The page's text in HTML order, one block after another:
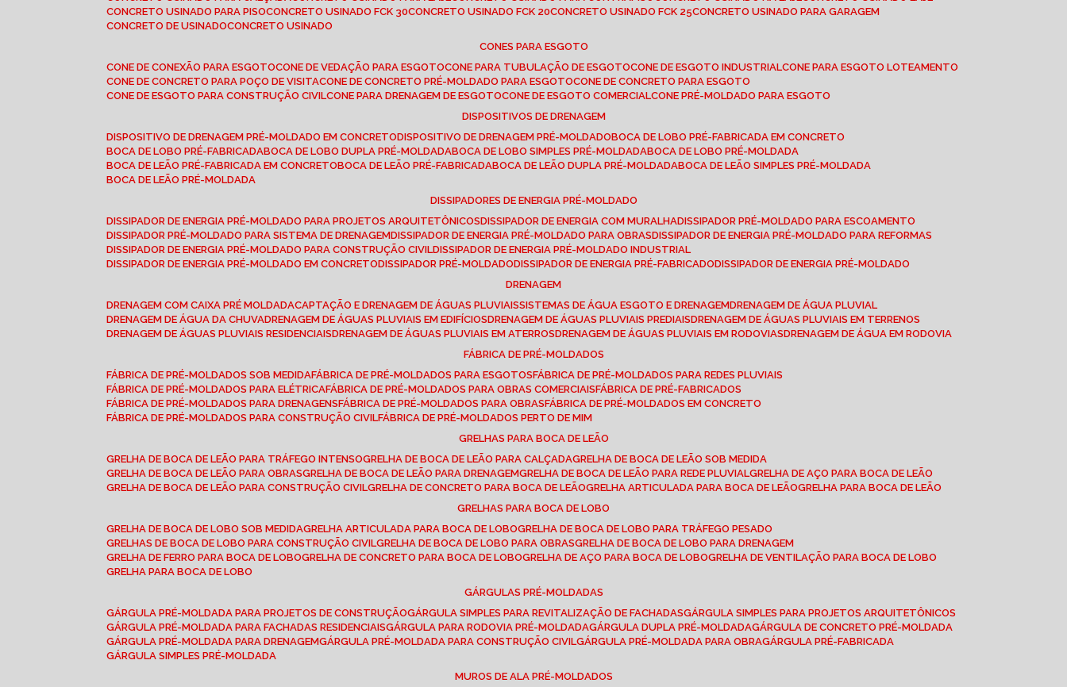
CONCRETO USINADO PARA PISO CONCRETO USINADO FCK 30 CONCRETO USINADO FCK 20 CONCRETO USINADO FCK 25 CONCRETO USINADO PARA GARAGEM
CONCRETO DE USINADO CONCRETO USINADO
CONES PARA ESGOTO
CONE DE CONEXÃO PARA ESGOTO CONE DE VEDAÇÃO PARA ESGOTO CONE PARA TUBULAÇÃO DE ESGOTO CONE DE ESGOTO INDUSTRIAL CONE PARA ESGOTO LOTEAMENTO
CONE DE CONCRETO PARA POÇO DE VISITA CONE DE CONCRETO PRÉ-MOLDADO PARA ESGOTO CONE DE CONCRETO PARA ESGOTO
CONE DE ESGOTO PARA CONSTRUÇÃO CIVIL CONE PARA DRENAGEM DE ESGOTO CONE DE ESGOTO COMERCIAL CONE PRÉ-MOLDADO PARA ESGOTO
DISPOSITIVOS DE DRENAGEM
DISPOSITIVO DE DRENAGEM PRÉ-MOLDADO EM CONCRETO DISPOSITIVO DE DRENAGEM PRÉ-MOLDADO BOCA DE LOBO PRÉ-FABRICADA EM CONCRETO
BOCA DE LOBO PRÉ-FABRICADA BOCA DE LOBO DUPLA PRÉ-MOLDADA BOCA DE LOBO SIMPLES PRÉ-MOLDADA BOCA DE LOBO PRÉ-MOLDADA
BOCA DE LEÃO PRÉ-FABRICADA EM CONCRETO BOCA DE LEÃO PRÉ-FABRICADA BOCA DE LEÃO DUPLA PRÉ-MOLDADA BOCA DE LEÃO SIMPLES PRÉ-MOLDADA
BOCA DE LEÃO PRÉ-MOLDADA
DISSIPADORES DE ENERGIA PRÉ-MOLDADO
DISSIPADOR DE ENERGIA PRÉ-MOLDADO PARA PROJETOS ARQUITETÔNICOS DISSIPADOR DE ENERGIA COM MURALHA DISSIPADOR PRÉ-MOLDADO PARA ESCOAMENTO
DISSIPADOR PRÉ-MOLDADO PARA SISTEMA DE DRENAGEM DISSIPADOR DE ENERGIA PRÉ-MOLDADO PARA OBRAS DISSIPADOR DE ENERGIA PRÉ-MOLDADO PARA REFORMAS
DISSIPADOR DE ENERGIA PRÉ-MOLDADO PARA CONSTRUÇÃO CIVIL DISSIPADOR DE ENERGIA PRÉ-MOLDADO INDUSTRIAL
DISSIPADOR DE ENERGIA PRÉ-MOLDADO EM CONCRETO DISSIPADOR PRÉ-MOLDADO DISSIPADOR DE ENERGIA PRÉ-FABRICADO DISSIPADOR DE ENERGIA PRÉ-MOLDADO
DRENAGEM
DRENAGEM COM CAIXA PRÉ MOLDADA CAPTAÇÃO E DRENAGEM DE ÁGUAS PLUVIAIS SISTEMAS DE ÁGUA ESGOTO E DRENAGEM DRENAGEM DE ÁGUA PLUVIAL
DRENAGEM DE ÁGUA DA CHUVA DRENAGEM DE ÁGUAS PLUVIAIS EM EDIFÍCIOS DRENAGEM DE ÁGUAS PLUVIAIS PREDIAIS DRENAGEM DE ÁGUAS PLUVIAIS EM TERRENOS
DRENAGEM DE ÁGUAS PLUVIAIS RESIDENCIAIS DRENAGEM DE ÁGUAS PLUVIAIS EM ATERROS DRENAGEM DE ÁGUAS PLUVIAIS EM RODOVIAS DRENAGEM DE ÁGUA EM RODOVIA
FÁBRICA DE PRÉ-MOLDADOS
FÁBRICA DE PRÉ-MOLDADOS SOB MEDIDA FÁBRICA DE PRÉ-MOLDADOS PARA ESGOTOS FÁBRICA DE PRÉ-MOLDADOS PARA REDES PLUVIAIS
FÁBRICA DE PRÉ-MOLDADOS PARA ELÉTRICA FÁBRICA DE PRÉ-MOLDADOS PARA OBRAS COMERCIAIS FÁBRICA DE PRÉ-FABRICADOS
FÁBRICA DE PRÉ-MOLDADOS PARA DRENAGENS FÁBRICA DE PRÉ-MOLDADOS PARA OBRAS FÁBRICA DE PRÉ-MOLDADOS EM CONCRETO
FÁBRICA DE PRÉ-MOLDADOS PARA CONSTRUÇÃO CIVIL FÁBRICA DE PRÉ-MOLDADOS PERTO DE MIM
GRELHAS PARA BOCA DE LEÃO
GRELHA DE BOCA DE LEÃO PARA TRÁFEGO INTENSO
GRELHA DE BOCA DE LEÃO PARA CALÇADA
GRELHA DE BOCA DE LEÃO SOB MEDIDA
GRELHA DE BOCA DE LEÃO PARA OBRAS
GRELHA DE BOCA DE LEÃO PARA DRENAGEM GRELHA DE BOCA DE LEÃO PARA REDE PLUVIAL
GRELHA DE AÇO PARA BOCA DE LEÃO
GRELHA DE BOCA DE LEÃO PARA CONSTRUÇÃO CIVIL
GRELHA DE CONCRETO PARA BOCA DE LEÃO GRELHA ARTICULADA PARA BOCA DE LEÃO
GRELHA PARA BOCA DE LEÃO
GRELHAS PARA BOCA DE LOBO
GRELHA DE BOCA DE LOBO SOB MEDIDA
GRELHA ARTICULADA PARA BOCA DE LOBO
GRELHA DE BOCA DE LOBO PARA TRÁFEGO PESADO
GRELHAS DE BOCA DE LOBO PARA CONSTRUÇÃO CIVIL
GRELHA DE BOCA DE LOBO PARA OBRAS
GRELHA DE BOCA DE LOBO PARA DRENAGEM
GRELHA DE FERRO PARA BOCA DE LOBO
GRELHA DE CONCRETO PARA BOCA DE LOBO GRELHA DE AÇO PARA BOCA DE LOBO
GRELHA DE VENTILAÇÃO PARA BOCA DE LOBO
GRELHA PARA BOCA DE LOBO
GÁRGULAS PRÉ-MOLDADAS
GÁRGULA PRÉ-MOLDADA PARA PROJETOS DE CONSTRUÇÃO
GÁRGULA SIMPLES PARA REVITALIZAÇÃO DE FACHADAS
GÁRGULA SIMPLES PARA PROJETOS ARQUITETÔNICOS
GÁRGULA PRÉ-MOLDADA PARA FACHADAS RESIDENCIAIS
GÁRGULA PARA RODOVIA PRÉ-MOLDADA GÁRGULA DUPLA PRÉ-MOLDADA
GÁRGULA DE CONCRETO PRÉ-MOLDADA
GÁRGULA PRÉ-MOLDADA PARA DRENAGEM
GÁRGULA PRÉ-MOLDADA PARA CONSTRUÇÃO CIVIL GÁRGULA PRÉ-MOLDADA PARA OBRA
GÁRGULA PRÉ-FABRICADA
GÁRGULA SIMPLES PRÉ-MOLDADA
MUROS DE ALA PRÉ-MOLDADOS